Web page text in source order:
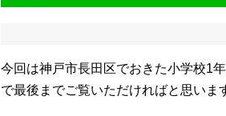
今回は神戸市長田区でおきた小学校1
で最後までご覧いただければと思いま